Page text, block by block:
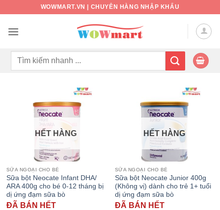
nội
WOWMART.VN | CHUYÊN HÀNG NHẬP KHẨU
Tìm
HẾT HÀNG
SỮA NGOẠI CHO BÉ
Sữa bột Neocate Infant DHA/
ARA 400g cho bé 0-12 tháng bị
dị ứng đạm sữa bò
ĐÃ BÁN HẾT
HẾT HÀNG
SỮA NGOẠI CHO BÉ
Sữa bột Neocate Junior 400g
(Không vị) dành cho trẻ 1+ tuổi
dị ứng đạm sữa bò
ĐÃ BÁN HẾT